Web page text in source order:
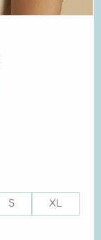
S XL